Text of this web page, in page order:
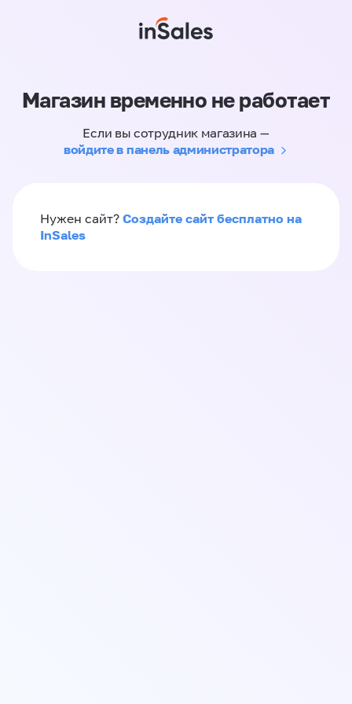
Магазин временно не работает
Если вы сотрудник магазина —
войдите в панель администратора
Нужен сайт? Создайте сайт бесплатно на
InSales